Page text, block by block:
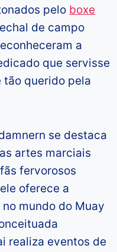
pelo boxe
de campo
a
que servisse
querido pela
se destaca
artes marciais
fervorosos
oferece a
mundo do Muay
realiza eventos de